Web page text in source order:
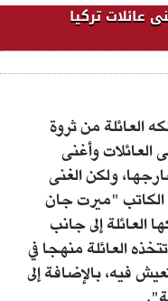
عائلات تركيا
العائلة من ثروة
وأغنى
ولكن الغنى
"ميرت جان
العائلة إلى جانب
العائلة منهجا في
فيه، بالإضافة إلى